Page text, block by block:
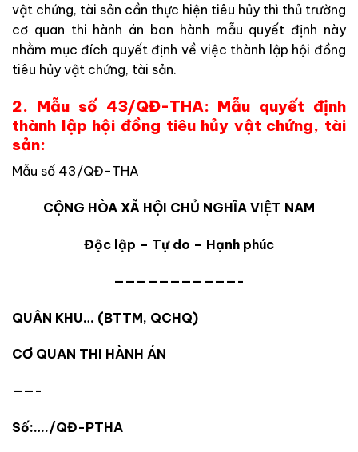
vật chứng, tài sản cần thực hiện tiêu hủy thì thủ trường
cơ quan thi hành án ban hành mẫu quyết định này
nhằm mục đích quyết định về việc thành lập hội đồng
tiêu hủy vật chứng, tài sản.
2. Mẫu số 43/QĐ-THA: Mẫu quyết định
thành lập hội đồng tiêu hủy vật chứng, tài
sản:
Mẫu số 43/QĐ-THA
CỘNG HÒA XÃ HỘI CHỦ NGHĨA VIỆT NAM
Độc lập – Tự do – Hạnh phúc
———————————-
QUÂN KHU… (BTTM, QCHQ)
CƠ QUAN THI HÀNH ÁN
——-
Số:…./QĐ-PTHA